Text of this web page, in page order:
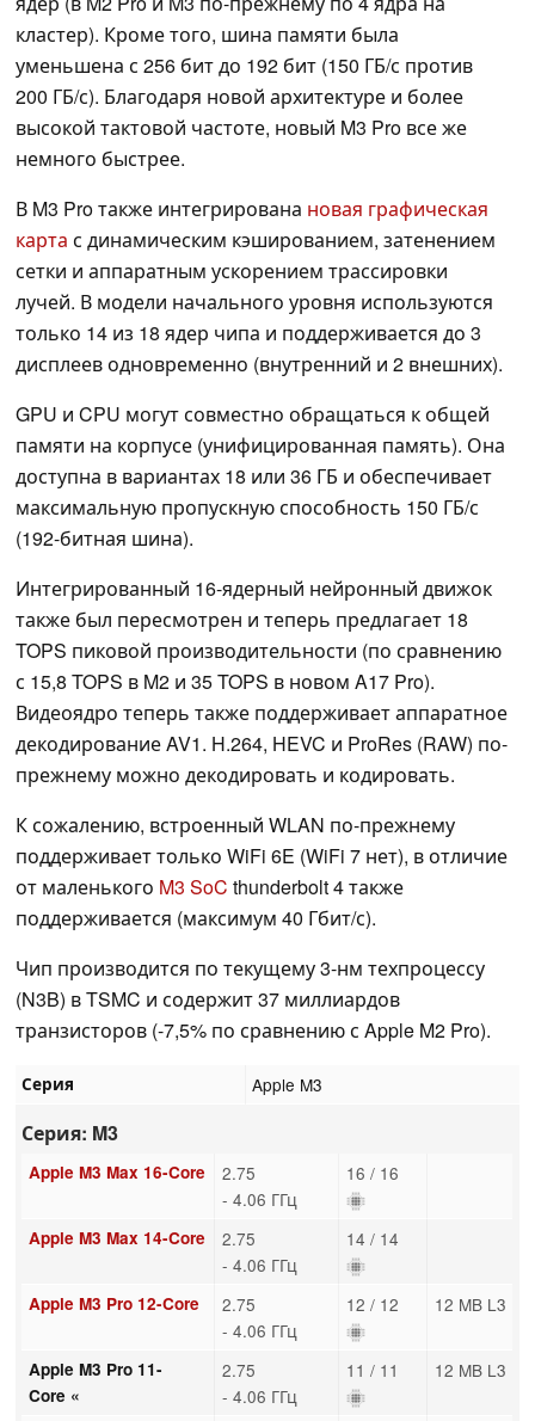
кластер). Кроме того, шина памяти была
уменьшена с 256 бит до 192 бит (150 ГБ/с против
200 ГБ/с). Благодаря новой архитектуре и более
высокой тактовой частоте, новый M3 Pro все же
немного быстрее.
В M3 Pro также интегрирована новая графическая
карта с динамическим кэшированием, затенением
сетки и аппаратным ускорением трассировки
лучей. В модели начального уровня используются
только 14 из 18 ядер чипа и поддерживается до 3
дисплеев одновременно (внутренний и 2 внешних).
GPU и CPU могут совместно обращаться к общей
памяти на корпусе (унифицированная память). Она
доступна в вариантах 18 или 36 ГБ и обеспечивает
максимальную пропускную способность 150 ГБ/с
(192-битная шина).
Интегрированный 16-ядерный нейронный движок
также был пересмотрен и теперь предлагает 18
TOPS пиковой производительности (по сравнению
с 15,8 TOPS в M2 и 35 TOPS в новом A17 Pro).
Видеоядро теперь также поддерживает аппаратное
декодирование AV1. H.264, HEVC и ProRes (RAW) по-
прежнему можно декодировать и кодировать.
К сожалению, встроенный WLAN по-прежнему
поддерживает только WiFi 6E (WiFi 7 нет), в отличие
от маленького M3 SoC thunderbolt 4 также
поддерживается (максимум 40 Гбит/с).
Чип производится по текущему 3-нм техпроцессу
(N3B) в TSMC и содержит 37 миллиардов
транзисторов (-7,5% по сравнению с Apple M2 Pro).
Серия Apple M3
Серия: M3
Apple M3 Max 16-Core
2.75
- 4.06 ГГц
16 / 16
Apple M3 Max 14-Core
2.75
- 4.06 ГГц
14 / 14
Apple M3 Pro 12-Core
2.75
- 4.06 ГГц
12 / 12 12 MB L3
Apple M3 Pro 11-
Core «
2.75
- 4.06 ГГц
11 / 11 12 MB L3